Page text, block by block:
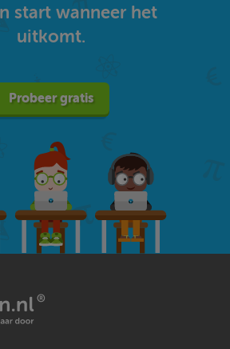
start wanneer het
uitkomt.
Probeer gratis